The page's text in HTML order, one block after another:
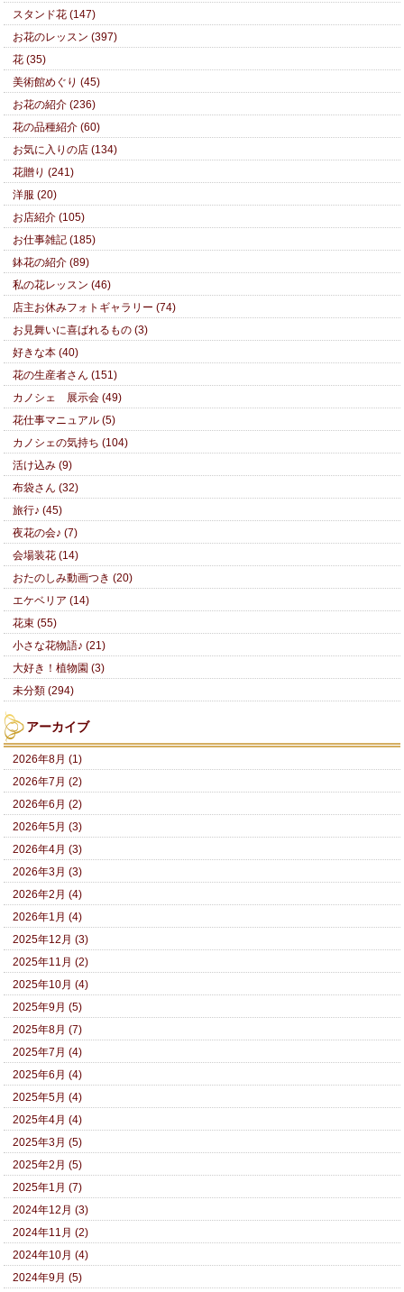
スタンド花 (147)
お花のレッスン (397)
花 (35)
美術館めぐり (45)
お花の紹介 (236)
花の品種紹介 (60)
お気に入りの店 (134)
花贈り (241)
洋服 (20)
お店紹介 (105)
お仕事雑記 (185)
鉢花の紹介 (89)
私の花レッスン (46)
店主お休みフォトギャラリー (74)
お見舞いに喜ばれるもの (3)
好きな本 (40)
花の生産者さん (151)
カノシェ 展示会 (49)
花仕事マニュアル (5)
カノシェの気持ち (104)
活け込み (9)
布袋さん (32)
旅行♪ (45)
夜花の会♪ (7)
会場装花 (14)
おたのしみ動画つき (20)
エケベリア (14)
花束 (55)
小さな花物語♪ (21)
大好き！植物園 (3)
未分類 (294)
アーカイブ
2026年8月 (1)
2026年7月 (2)
2026年6月 (2)
2026年5月 (3)
2026年4月 (3)
2026年3月 (3)
2026年2月 (4)
2026年1月 (4)
2025年12月 (3)
2025年11月 (2)
2025年10月 (4)
2025年9月 (5)
2025年8月 (7)
2025年7月 (4)
2025年6月 (4)
2025年5月 (4)
2025年4月 (4)
2025年3月 (5)
2025年2月 (5)
2025年1月 (7)
2024年12月 (3)
2024年11月 (2)
2024年10月 (4)
2024年9月 (5)